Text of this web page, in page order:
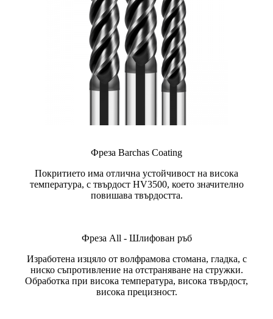
Фреза Barchas Coating
Покритието има отлична устойчивост на висока
температура, с твърдост HV3500, което значително
повишава твърдостта.
Фреза All - Шлифован ръб
Изработена изцяло от волфрамова стомана, гладка, с
ниско съпротивление на отстраняване на стружки.
Обработка при висока температура, висока твърдост,
висока прецизност.